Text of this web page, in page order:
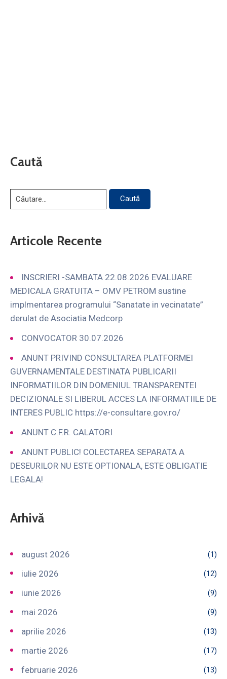
Caută
Articole Recente
INSCRIERI -SAMBATA 22.08.2026 EVALUARE
MEDICALA GRATUITA – OMV PETROM sustine
implmentarea programului “Sanatate in vecinatate”
derulat de Asociatia Medcorp
CONVOCATOR 30.07.2026
ANUNT PRIVIND CONSULTAREA PLATFORMEI
GUVERNAMENTALE DESTINATA PUBLICARII
INFORMATIILOR DIN DOMENIUL TRANSPARENTEI
DECIZIONALE SI LIBERUL ACCES LA INFORMATIILE DE
INTERES PUBLIC https://e-consultare.gov.ro/
ANUNT C.F.R. CALATORI
ANUNT PUBLIC! COLECTAREA SEPARATA A
DESEURILOR NU ESTE OPTIONALA, ESTE OBLIGATIE
LEGALA!
Arhivă
august 2026 (1)
iulie 2026 (12)
iunie 2026 (9)
mai 2026 (9)
aprilie 2026 (13)
martie 2026 (17)
februarie 2026 (13)